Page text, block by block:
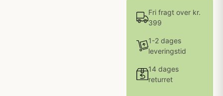
Fri fragt over kr.
399
1-2 dages
leveringstid
14 dages
returret